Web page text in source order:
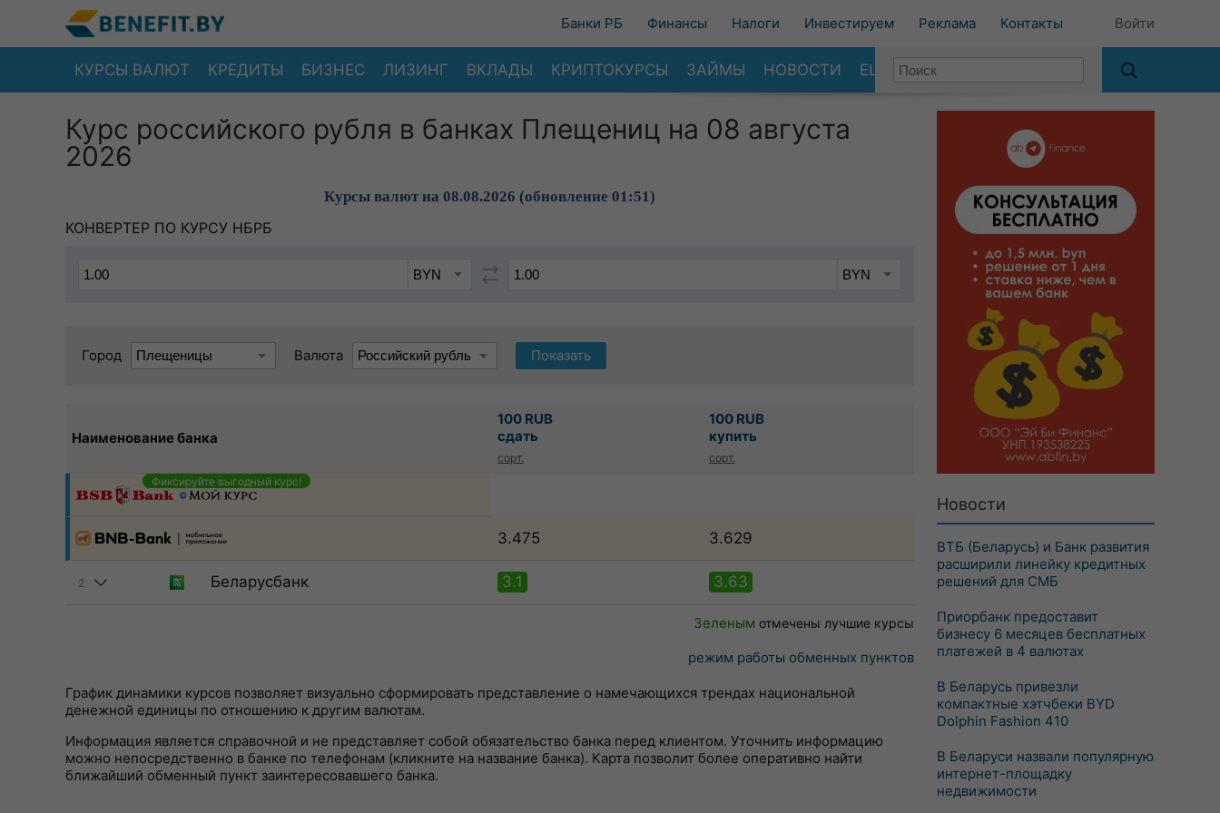
Банки РБ Финансы Налоги Инвестируем Реклама Контакты Войти
КУРСЫ ВАЛЮТ КРЕДИТЫ БИЗНЕС ЛИЗИНГ ВКЛАДЫ КРИПТОКУРСЫ ЗАЙМЫ НОВОСТИ ЕЩЕ
Курс российского рубля в банках Плещениц на 08 августа
2026
Курсы валют на 08.08.2026 (обновление 01:51)
КОНВЕРТЕР ПО КУРСУ НБРБ
Город Валюта Показать
Наименование банка
100 RUB
сдать
сорт.
100 RUB
купить
сорт.
Фиксируйте выгодный курс!
3.475 3.629
2 Беларусбанк 3.1 3.63
Зеленым отмечены лучшие курсы
режим работы обменных пунктов
График динамики курсов позволяет визуально сформировать представление о намечающихся трендах национальной
денежной единицы по отношению к другим валютам.
Информация является справочной и не представляет собой обязательство банка перед клиентом. Уточнить информацию
можно непосредственно в банке по телефонам (кликните на название банка). Карта позволит более оперативно найти
ближайший обменный пункт заинтересовавшего банка.
Новости
ВТБ (Беларусь) и Банк развития
расширили линейку кредитных
решений для СМБ
Приорбанк предоставит
бизнесу 6 месяцев бесплатных
платежей в 4 валютах
В Беларусь привезли
компактные хэтчбеки BYD
Dolphin Fashion 410
В Беларуси назвали популярную
интернет-площадку
недвижимости